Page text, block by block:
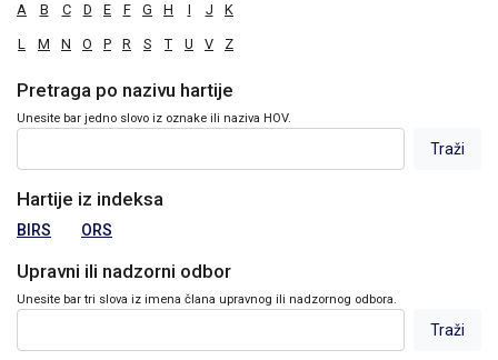
A B C D E F G H I J K
L M N O P R S T U V Z
Pretraga po nazivu hartije
Unesite bar jedno slovo iz oznake ili naziva HOV.
Hartije iz indeksa
BIRS ORS
Upravni ili nadzorni odbor
Unesite bar tri slova iz imena člana upravnog ili nadzornog odbora.